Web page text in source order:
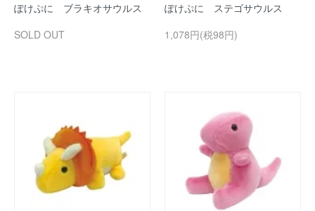
ぽけぷに ブラキオサウルス
SOLD OUT
ぽけぷに ステゴサウルス
1,078円(税98円)